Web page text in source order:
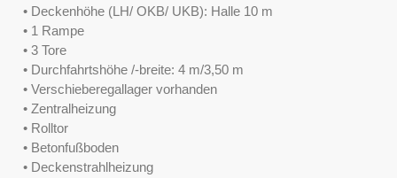
• Deckenhöhe (LH/ OKB/ UKB): Halle 10 m
• 1 Rampe
• 3 Tore
• Durchfahrtshöhe /-breite: 4 m/3,50 m
• Verschieberegallager vorhanden
• Zentralheizung
• Rolltor
• Betonfußboden
• Deckenstrahlheizung